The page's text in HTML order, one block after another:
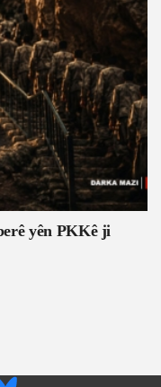
yên PKKê ji